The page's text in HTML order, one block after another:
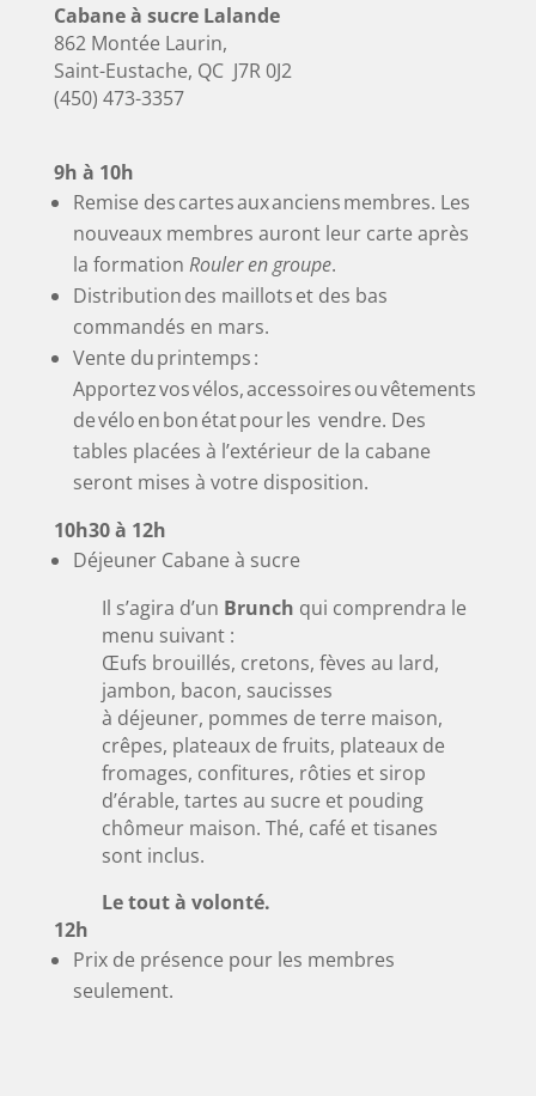
Cabane à sucre Lalande
862 Montée Laurin,
Saint-Eustache, QC J7R 0J2
(450) 473-3357
9h à 10h ​
Remise des cartes aux anciens membres. Les
nouveaux membres auront leur carte après
la formation Rouler en groupe.
Distribution des maillots et des bas
commandés en mars. ​
Vente du printemps :
Apportez vos vélos, accessoires ou vêtements
de vélo en bon état pour les vendre. Des
tables placées à l’extérieur de la cabane
seront mises à votre disposition.
10h30 à 12h
Déjeuner Cabane à sucre
Il s’agira d’un Brunch qui comprendra le
menu suivant :
Œufs brouillés, cretons, fèves au lard,
jambon, bacon, saucisses
à déjeuner, pommes de terre maison,
crêpes, plateaux de fruits, plateaux de
fromages, confitures, rôties et sirop
d’érable, tartes au sucre et pouding
chômeur maison. Thé, café et tisanes
sont inclus.
Le tout à volonté.
12h
Prix de présence pour les membres
seulement.